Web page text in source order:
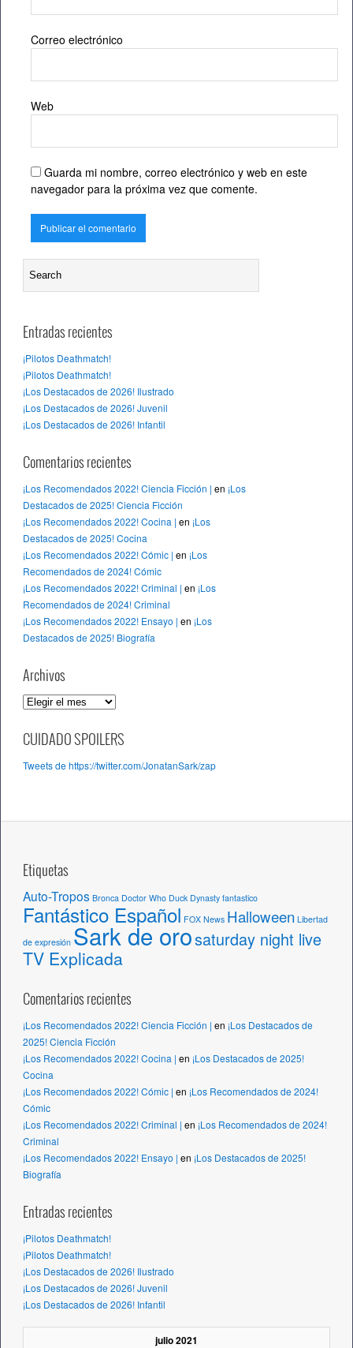
Correo electrónico
Web
Guarda mi nombre, correo electrónico y web en este
navegador para la próxima vez que comente.
Entradas recientes
¡Pilotos Deathmatch!
¡Pilotos Deathmatch!
¡Los Destacados de 2026! Ilustrado
¡Los Destacados de 2026! Juvenil
¡Los Destacados de 2026! Infantil
Comentarios recientes
¡Los Recomendados 2022! Ciencia Ficción | en ¡Los
Destacados de 2025! Ciencia Ficción
¡Los Recomendados 2022! Cocina | en ¡Los
Destacados de 2025! Cocina
¡Los Recomendados 2022! Cómic | en ¡Los
Recomendados de 2024! Cómic
¡Los Recomendados 2022! Criminal | en ¡Los
Recomendados de 2024! Criminal
¡Los Recomendados 2022! Ensayo | en ¡Los
Destacados de 2025! Biografía
Archivos
A
c
i
CUIDADO SPOILERS
Tweets de https://twitter.com/JonatanSark/zap
Etiquetas
Auto-Tropos Bronca Doctor Who Duck Dynasty fantastico
Fantástico Español FOX News Halloween Libertad
de expresión Sark de orosaturday night live
TV Explicada
Comentarios recientes
¡Los Recomendados 2022! Ciencia Ficción | en ¡Los Destacados de
2025! Ciencia Ficción
¡Los Recomendados 2022! Cocina | en ¡Los Destacados de 2025!
Cocina
¡Los Recomendados 2022! Cómic | en ¡Los Recomendados de 2024!
Cómic
¡Los Recomendados 2022! Criminal | en ¡Los Recomendados de 2024!
Criminal
¡Los Recomendados 2022! Ensayo | en ¡Los Destacados de 2025!
Biografía
Entradas recientes
¡Pilotos Deathmatch!
¡Pilotos Deathmatch!
¡Los Destacados de 2026! Ilustrado
¡Los Destacados de 2026! Juvenil
¡Los Destacados de 2026! Infantil
julio 2021